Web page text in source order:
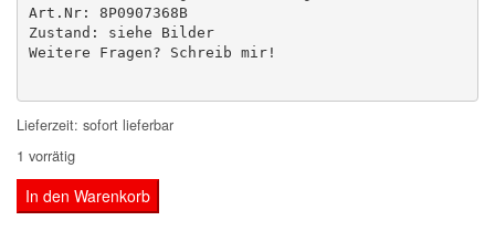
Art.Nr: 8P0907368B
Zustand: siehe Bilder
Lieferzeit: sofort lieferbar
1 vorrätig
Komfort
Modul
In den Warenkorb